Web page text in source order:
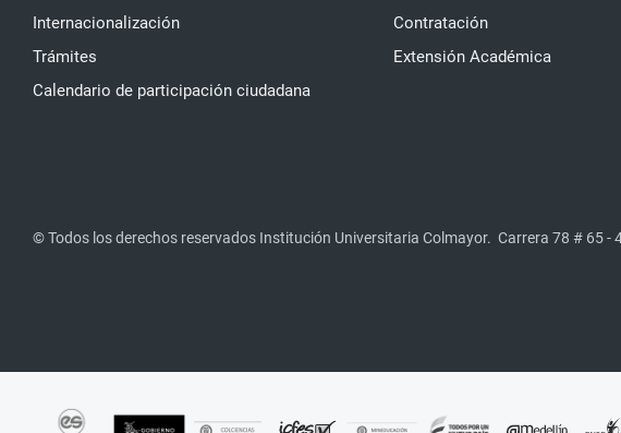
Internacionalización
Trámites
Calendario de participación ciudadana
Contratación
Extensión Académica
© Todos los derechos reservados Institución Universitaria Colmayor. Carrera 78 # 65 -